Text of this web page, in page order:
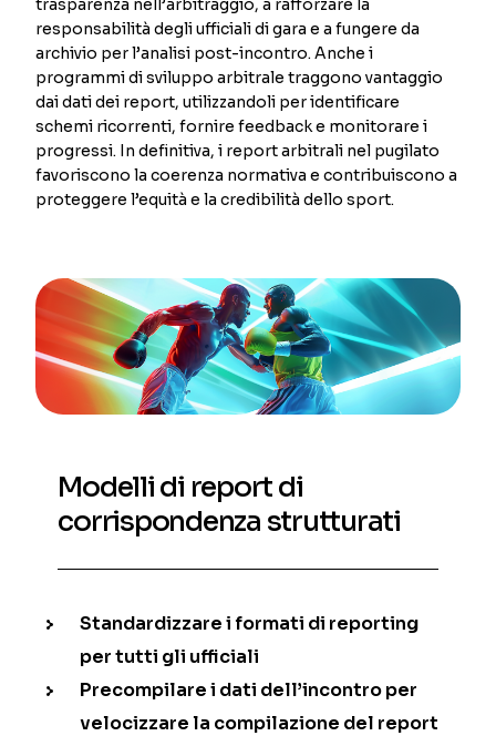
trasparenza nell’arbitraggio, a rafforzare la
responsabilità degli ufficiali di gara e a fungere da
archivio per l’analisi post-incontro. Anche i
programmi di sviluppo arbitrale traggono vantaggio
dai dati dei report, utilizzandoli per identificare
schemi ricorrenti, fornire feedback e monitorare i
progressi. In definitiva, i report arbitrali nel pugilato
favoriscono la coerenza normativa e contribuiscono a
proteggere l’equità e la credibilità dello sport.
Modelli di report di
corrispondenza strutturati
Standardizzare i formati di reporting
per tutti gli ufficiali
Precompilare i dati dell’incontro per
velocizzare la compilazione del report